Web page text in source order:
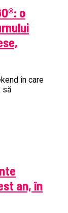
o
în care
să
an, în